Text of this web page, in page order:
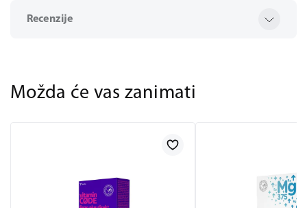
Recenzije
Možda će vas zanimati